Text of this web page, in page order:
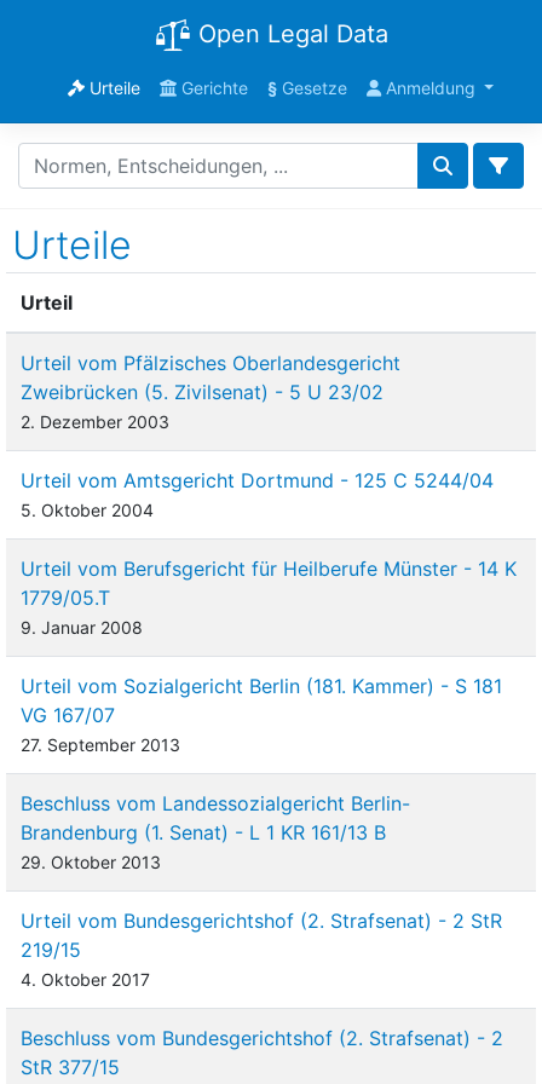
Open Legal Data
Urteile Gerichte §Gesetze Anmeldung
Urteile
Urteil
Urteil vom Pfälzisches Oberlandesgericht
Zweibrücken (5. Zivilsenat) - 5 U 23/02
2. Dezember 2003
Urteil vom Amtsgericht Dortmund - 125 C 5244/04
5. Oktober 2004
Urteil vom Berufsgericht für Heilberufe Münster - 14 K
1779/05.T
9. Januar 2008
Urteil vom Sozialgericht Berlin (181. Kammer) - S 181
VG 167/07
27. September 2013
Beschluss vom Landessozialgericht Berlin-
Brandenburg (1. Senat) - L 1 KR 161/13 B
29. Oktober 2013
Urteil vom Bundesgerichtshof (2. Strafsenat) - 2 StR
219/15
4. Oktober 2017
Beschluss vom Bundesgerichtshof (2. Strafsenat) - 2
StR 377/15